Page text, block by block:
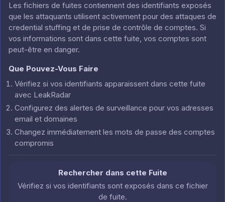
Les fichiers de fuites contiennent des identifiants exposés
que les attaquants utilisent activement pour des attaques de
credential stuffing et de prise de contrôle de comptes. Si
vos informations sont dans cette fuite, vos comptes sont
peut-être en danger.
Que Pouvez-Vous Faire
Vérifiez si vos identifiants apparaissent dans cette fuite
avec LeakRadar
Configurez des alertes de surveillance pour vos adresses
email et domaines
Changez immédiatement les mots de passe des comptes
compromis
Rechercher dans cette Fuite
Vérifiez si vos identifiants sont exposés dans ce fichier
de fuite.